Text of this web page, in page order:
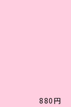
880円